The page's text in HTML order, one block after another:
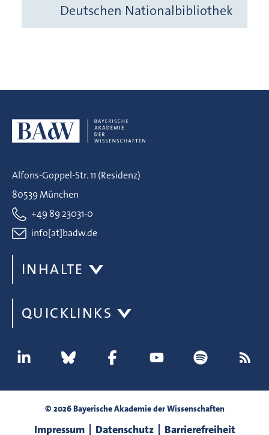
Deutschen Nationalbibliothek
Alfons-Goppel-Str. 11 (Residenz)
80539 München
+49 89 23031-0
info[at]badw.de
INHALTE
QUICKLINKS
© 2026 Bayerische Akademie der Wissenschaften
Impressum Datenschutz Barrierefreiheit